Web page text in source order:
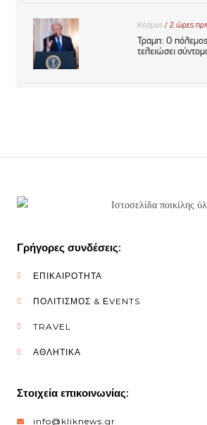
Γρήγορες συνδέσεις:
ΕΠΙΚΑΙΡΟΤΗΤΑ
ΠΟΛΙΤΙΣΜΟΣ & ΕVENTS
TRAVEL
ΑΘΛΗΤΙΚΑ
Στοιχεία επικοινωνίας:
info@kliknews.gr